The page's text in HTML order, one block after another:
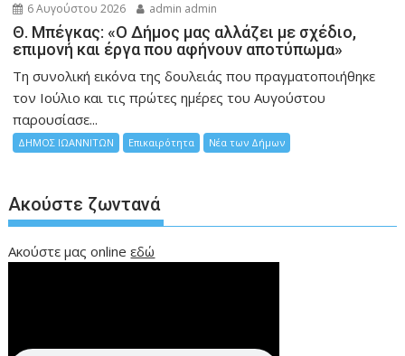
6 Αυγούστου 2026 admin admin
Θ. Μπέγκας: «Ο Δήμος μας αλλάζει με σχέδιο,
επιμονή και έργα που αφήνουν αποτύπωμα»
Τη συνολική εικόνα της δουλειάς που πραγματοποιήθηκε
τον Ιούλιο και τις πρώτες ημέρες του Αυγούστου
παρουσίασε...
ΔΗΜΟΣ ΙΩΑΝΝΙΤΩΝ Επικαιρότητα Νέα των Δήμων
Ακούστε ζωντανά
Ακούστε μας onlineεδώ